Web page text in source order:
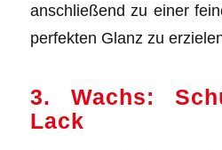
anschließend zu einer
perfekten Glanz zu
3. Wachs:
Lack